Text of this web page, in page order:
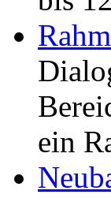
ein